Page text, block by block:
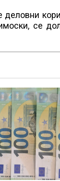
деловни
се